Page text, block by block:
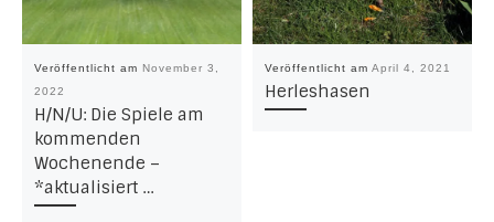
Veröffentlicht am November 3,
2022
H/N/U: Die Spiele am
kommenden
Wochenende –
*aktualisiert …
Veröffentlicht am April 4, 2021
Herleshasen